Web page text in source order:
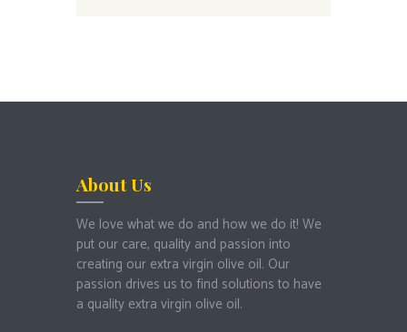
About Us
We love what we do and how we do it! We
put our care, quality and passion into
creating our extra virgin olive oil. Our
passion drives us to find solutions to have
a quality extra virgin olive oil.